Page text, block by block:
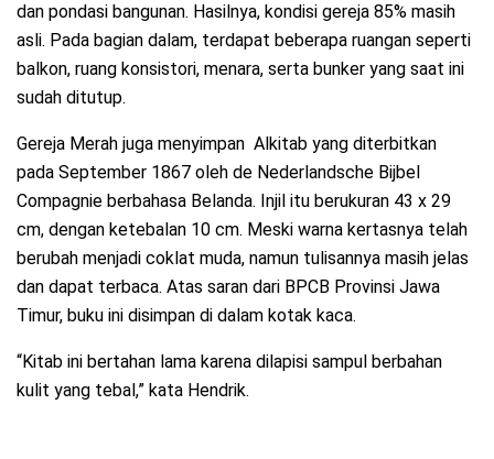
dan pondasi bangunan. Hasilnya, kondisi gereja 85% masih
asli. Pada bagian dalam, terdapat beberapa ruangan seperti
balkon, ruang konsistori, menara, serta bunker yang saat ini
sudah ditutup.
Gereja Merah juga menyimpan Alkitab yang diterbitkan
pada September 1867 oleh de Nederlandsche Bijbel
Compagnie berbahasa Belanda. Injil itu berukuran 43 x 29
cm, dengan ketebalan 10 cm. Meski warna kertasnya telah
berubah menjadi coklat muda, namun tulisannya masih jelas
dan dapat terbaca. Atas saran dari BPCB Provinsi Jawa
Timur, buku ini disimpan di dalam kotak kaca.
“Kitab ini bertahan lama karena dilapisi sampul berbahan
kulit yang tebal,” kata Hendrik.